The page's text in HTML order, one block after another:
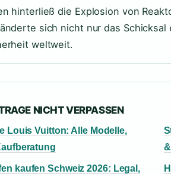
hinterließ die Explosion von
sich nicht nur das
weltweit.
NICHT VERPASSEN
Louis Vuitton: Alle Modelle,
kaufen Schweiz 2026: Legal,